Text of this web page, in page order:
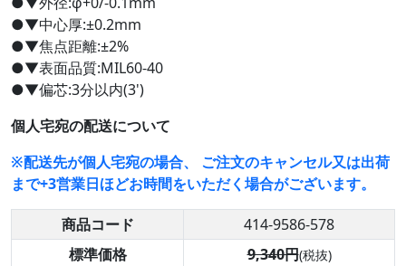
●▼中心厚:±0.2mm
●▼焦点距離:±2%
●▼表面品質:MIL60-40
●▼偏芯:3分以内(3')
個人宅宛の配送について
※配送先が個人宅宛の場合、 ご注文のキャンセル又は出荷
まで+3営業日ほどお時間をいただく場合がございます。
商品コード
414-9586-578
標準価格
9,340円(税抜)